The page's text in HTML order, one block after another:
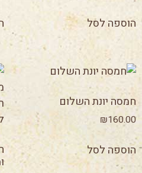
הוספה לסל
חמסה יונת השלום
₪160.00
הוספה לסל